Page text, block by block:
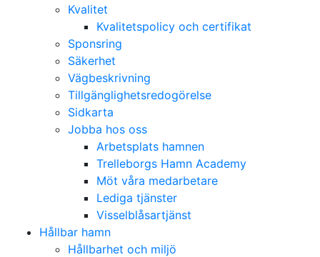
Kvalitet
Kvalitetspolicy och certifikat
Sponsring
Säkerhet
Vägbeskrivning
Tillgänglighetsredogörelse
Sidkarta
Jobba hos oss
Arbetsplats hamnen
Trelleborgs Hamn Academy
Möt våra medarbetare
Lediga tjänster
Visselblåsartjänst
Hållbar hamn
Hållbarhet och miljö